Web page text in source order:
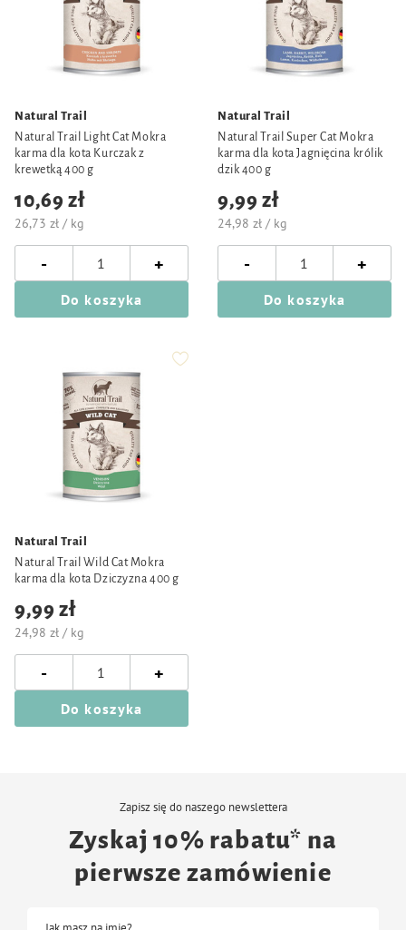
Natural Trail
Natural Trail Light Cat Mokra
karma dla kota Kurczak z
krewetką 400 g
10,69 zł
26,73 zł / kg
- +
Do koszyka
Natural Trail
Natural Trail Super Cat Mokra
karma dla kota Jagnięcina królik
dzik 400 g
9,99 zł
24,98 zł / kg
- +
Do koszyka
Natural Trail
Natural Trail Wild Cat Mokra
karma dla kota Dziczyzna 400 g
9,99 zł
24,98 zł / kg
- +
Do koszyka
Zapisz się do naszego newslettera
Zyskaj 10% rabatu* na
pierwsze zamówienie